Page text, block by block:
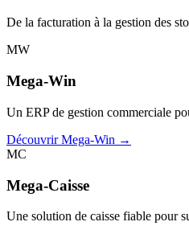
De la facturation à la gestion des
MW
Mega-Win
Un ERP de gestion commerciale
Découvrir Mega-Win →
MC
Mega-Caisse
Une solution de caisse fiable pour